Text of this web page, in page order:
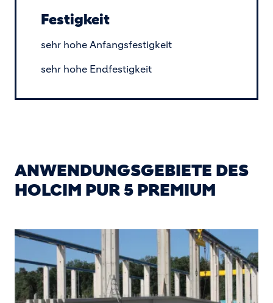
Festigkeit
sehr hohe Anfangsfestigkeit
sehr hohe Endfestigkeit
ANWENDUNGSGEBIETE DES
HOLCIM PUR 5 PREMIUM